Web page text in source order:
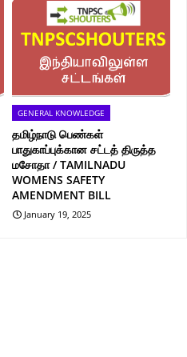
GENERAL KNOWLEDGE
தமிழ்நாடு பெண்கள்
பாதுகாப்புக்கான சட்டத் திருத்த
மசோதா / TAMILNADU
WOMENS SAFETY
AMENDMENT BILL
January 19, 2025